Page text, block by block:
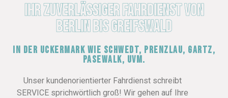
Ihr zuverlässiger Fahrdienst von
Berlin bis Greifswald
in der Uckermark wie Schwedt, Prenzlau, Gartz,
Pasewalk, uvm.
Unser kundenorientierter Fahrdienst schreibt
SERVICE sprichwörtlich groß! Wir gehen auf Ihre